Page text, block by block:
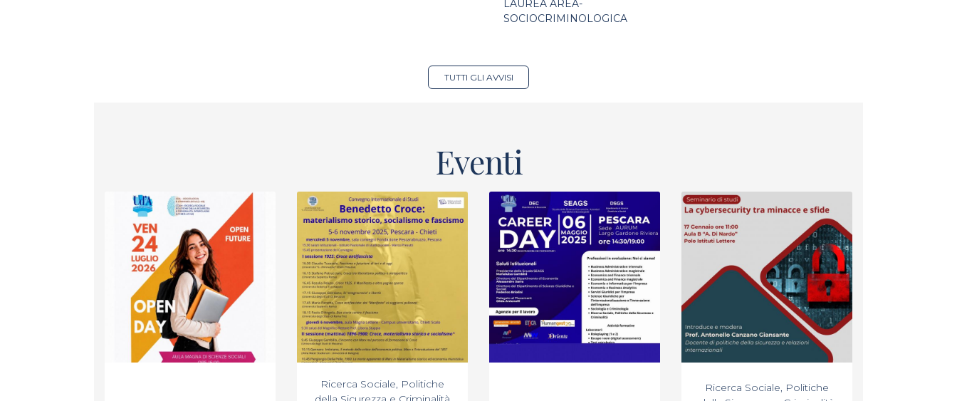
LAUREA AREA-
SOCIOCRIMINOLOGICA
TUTTI GLI AVVISI
Eventi
Ricerca Sociale, Politiche
Ricerca Sociale, Politiche